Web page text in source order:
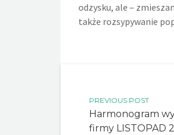
odzysku, ale –
także rozsypywanie
PREVIOUS POST
Harmonogram
firmy LISTOPAD